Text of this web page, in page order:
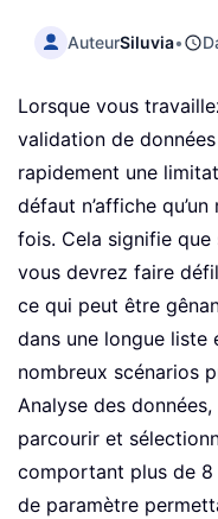
AuteurSiluvia•
Lorsque vous
validation de
rapidement une
défaut n’affiche
fois. Cela signifie
vous devrez faire
ce qui peut être
dans une longue liste
nombreux scénarios
Analyse des
parcourir et
comportant plus de
de paramètre